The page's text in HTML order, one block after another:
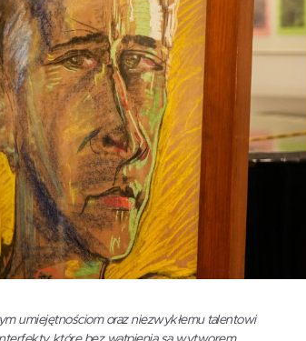
umiejętnościom oraz niezwykłemu talentowi